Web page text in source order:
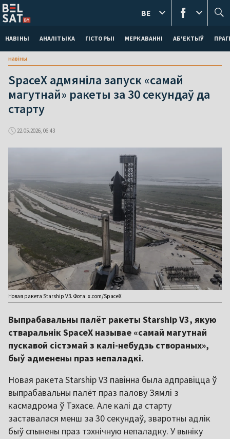
НАВІНЫ АНАЛІТЫКА ГІСТОРЫІ МЕРКАВАННI АБ'ЕКТЫЎ
BE
навіны
SpaceX адмяніла запуск «самай
магутнай» ракеты за 30 секундаў да
старту
22.05.2026, 06:43
Новая ракета Starship V3. Фота: x.com/SpaceX
Выпрабавальны палёт ракеты Starship V3, якую
стваральнік SpaceX называе «самай магутнай
пускавой сістэмай з калі-небудзь створаных»,
быў адменены праз непаладкі.
Новая ракета Starship V3 павінна была адправіцца ў
выпрабавальны палёт праз палову Зямлі з
касмадрома ў Тэхасе. Але калі да старту
заставалася менш за 30 секундаў, зваротны адлік
быў спынены праз тэхнічную непаладку. У выніку